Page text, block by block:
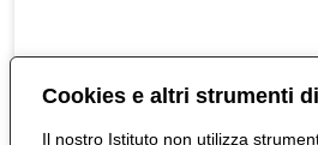
Cookies e altri strumenti
Il nostro Istituto non utilizza